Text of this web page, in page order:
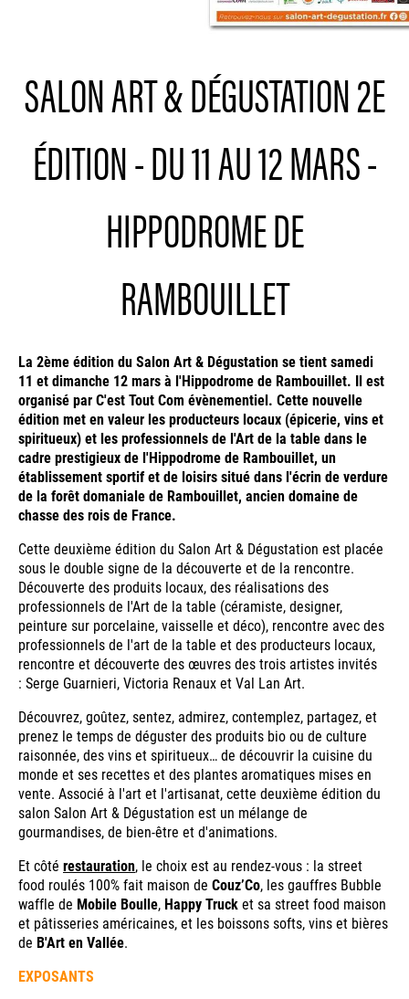
SALON ART & DÉGUSTATION 2E
ÉDITION - DU 11 AU 12 MARS -
HIPPODROME DE
RAMBOUILLET
La 2ème édition du Salon Art & Dégustation se tient samedi
11 et dimanche 12 mars à l'Hippodrome de Rambouillet. Il est
organisé par C'est Tout Com évènementiel. Cette nouvelle
édition met en valeur les producteurs locaux (épicerie, vins et
spiritueux) et les professionnels de l'Art de la table dans le
cadre prestigieux de l'Hippodrome de Rambouillet, un
établissement sportif et de loisirs situé dans l'écrin de verdure
de la forêt domaniale de Rambouillet, ancien domaine de
chasse des rois de France.
Cette deuxième édition du Salon Art & Dégustation est placée
sous le double signe de la découverte et de la rencontre.
Découverte des produits locaux, des réalisations des
professionnels de l'Art de la table (céramiste, designer,
peinture sur porcelaine, vaisselle et déco), rencontre avec des
professionnels de l'art de la table et des producteurs locaux,
rencontre et découverte des œuvres des trois artistes invités
: Serge Guarnieri, Victoria Renaux et Val Lan Art.
Découvrez, goûtez, sentez, admirez, contemplez, partagez, et
prenez le temps de déguster des produits bio ou de culture
raisonnée, des vins et spiritueux… de découvrir la cuisine du
monde et ses recettes et des plantes aromatiques mises en
vente. Associé à l'art et l'artisanat, cette deuxième édition du
salon Salon Art & Dégustation est un mélange de
gourmandises, de bien-être et d'animations.
Et côté restauration, le choix est au rendez-vous : la street
food roulés 100% fait maison de Couz’Co, les gauffres Bubble
waffle de Mobile Boulle, Happy Trucket sa street food maison
et pâtisseries américaines, et les boissons softs, vins et bières
de B'Art en Vallée.
EXPOSANTS